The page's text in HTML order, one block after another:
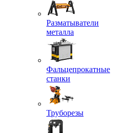
Разматыватели
металла
Фальцепрокатные
станки
Труборезы